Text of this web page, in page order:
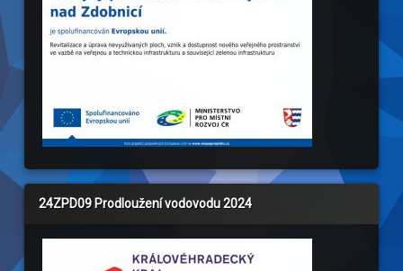
24ZPD09 Prodloužení vodovodu 2024